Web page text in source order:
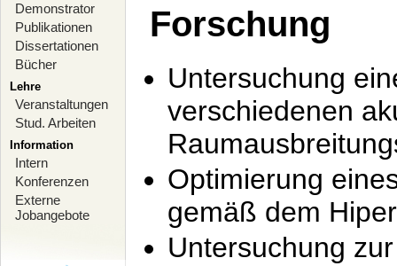
Demonstrator
Publikationen
Dissertationen
Bücher
Lehre
Veranstaltungen
Stud. Arbeiten
Information
Intern
Konferenzen
Externe
Jobangebote
Forschung
Untersuchung
verschiedenen
Optimierung
gemäß dem
Untersuchung